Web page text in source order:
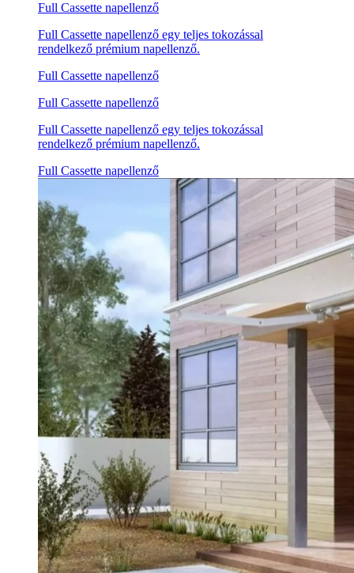
Full Cassette napellenző
Full Cassette napellenző egy teljes tokozással
rendelkező prémium napellenző.
Full Cassette napellenző
Full Cassette napellenző
Full Cassette napellenző egy teljes tokozással
rendelkező prémium napellenző.
Full Cassette napellenző